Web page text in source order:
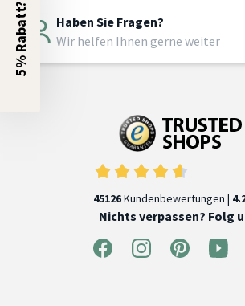
Haben Sie Fragen?
Wir helfen Ihnen gerne weiter
45126Kundenbewertungen |
Nichts verpassen? Folg
5% Rabatt?